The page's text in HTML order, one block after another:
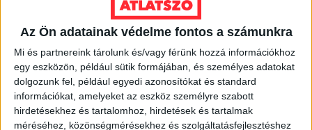
Az Ön adatainak védelme fontos a számunkra
Mi és partnereink tárolunk és/vagy férünk hozzá információkhoz
egy eszközön, például sütik formájában, és személyes adatokat
dolgozunk fel, például egyedi azonosítókat és standard
információkat, amelyeket az eszköz személyre szabott
hirdetésekhez és tartalomhoz, hirdetések és tartalmak
méréséhez, közönségmérésekhez és szolgáltatásfejlesztéshez
Útlezárásokkal küzd
Veresegyház az autóáradat
ellen, egyelőre kevés sikerrel
20-30 percet kell ülniük a dugóban a reggeli és délután
csúcsban a Budapestre vagy onnan hazafelé